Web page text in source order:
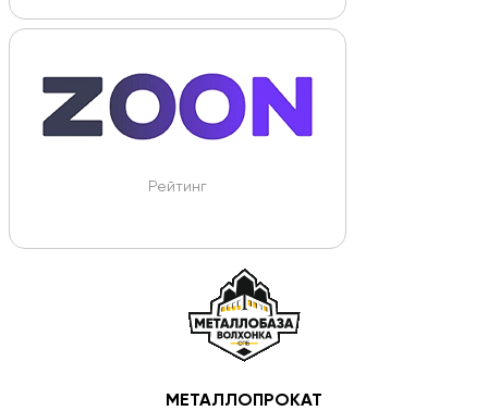
Рейтинг
МЕТАЛЛОПРОКАТ